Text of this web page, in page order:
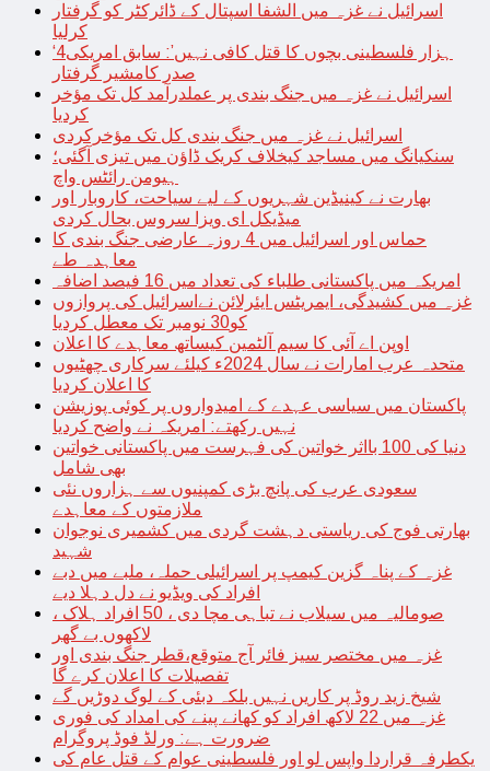
اسرائیل نے غزہ میں الشفا اسپتال کے ڈائرکٹر کو گرفتار
کرلیا
‘4ہزار فلسطینی بچوں کا قتل کافی نہیں’: سابق امریکی
صدر کامشیر گرفتار
اسرائیل نے غزہ میں جنگ بندی پر عملدرآمد کل تک مؤخر
کردیا
اسرائیل نے غزہ میں جنگ بندی کل تک مؤخرکردی
سنکیانگ میں مساجد کیخلاف کریک ڈاؤن میں تیزی آگئی؛
ہیومن رائٹس واچ
بھارت نے کینیڈین شہریوں کے لیے سیاحت، کاروبار اور
میڈیکل ای ویزا سروس بحال کردی
حماس اور اسرائیل میں 4 روزہ عارضی جنگ بندی کا
معاہدہ طے
امریکہ میں پاکستانی طلباء کی تعداد میں 16 فیصد اضافہ
غزہ میں کشیدگی، ایمریٹس ایئرلائن نےاسرائیل کی پروازوں
کو30 نومبر تک معطل کردیا
اوپن اے آئی کا سیم آلٹمین کیساتھ معاہدے کا اعلان
متحدہ عرب امارات نے سال 2024ء کیلئے سرکاری چھٹیوں
کا اعلان کردیا
پاکستان میں سیاسی عہدے کے امیدواروں پر کوئی پوزیشن
نہیں رکھتے: امریکہ نے واضح کردیا
دنیا کی 100 بااثر خواتین کی فہرست میں پاکستانی خواتین
بھی شامل
سعودی عرب کی پانچ بڑی کمپنیوں سے ہزاروں نئی
ملازمتوں کے معاہدے
بھارتی فوج کی ریاستی دہشت گردی میں کشمیری نوجوان
شہید
غزہ کے پناہ گزین کیمپ پر اسرائیلی حملہ، ملبے میں دبے
افراد کی ویڈیو نے دل دہلا دیے
صومالیہ میں سیلاب نے تباہی مچا دی ، 50 افراد ہلاک ،
لاکھوں بے گھر
غزہ میں مختصر سیز فائر آج متوقع،قطر جنگ بندی اور
تفصیلات کا اعلان کرے گا
شیخ زید روڈ پر کاریں نہیں بلکہ دبئی کے لوگ دوڑیں گے
غزہ میں 22 لاکھ افراد کو کھانے پینے کی امداد کی فوری
ضرورت ہے: ورلڈ فوڈ پروگرام
یکطرفہ قراردا واپس لو اور فلسطینی عوام کے قتل عام کی